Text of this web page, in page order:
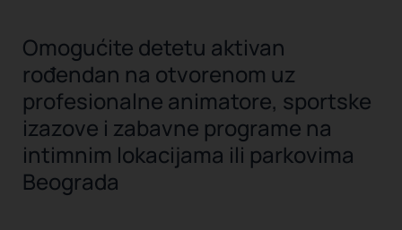
Omogućite detetu aktivan
rođendan na otvorenom uz
profesionalne animatore, sportske
izazove i zabavne programe na
intimnim lokacijama ili parkovima
Beograda